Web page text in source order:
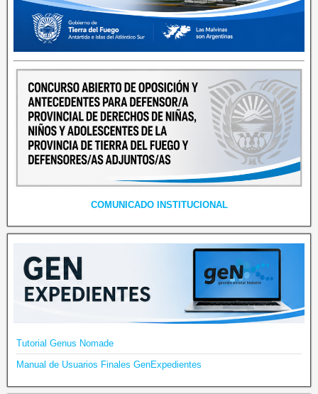
COMUNICADO INSTITUCIONAL
Tutorial Genus Nomade
Manual de Usuarios Finales GenExpedientes